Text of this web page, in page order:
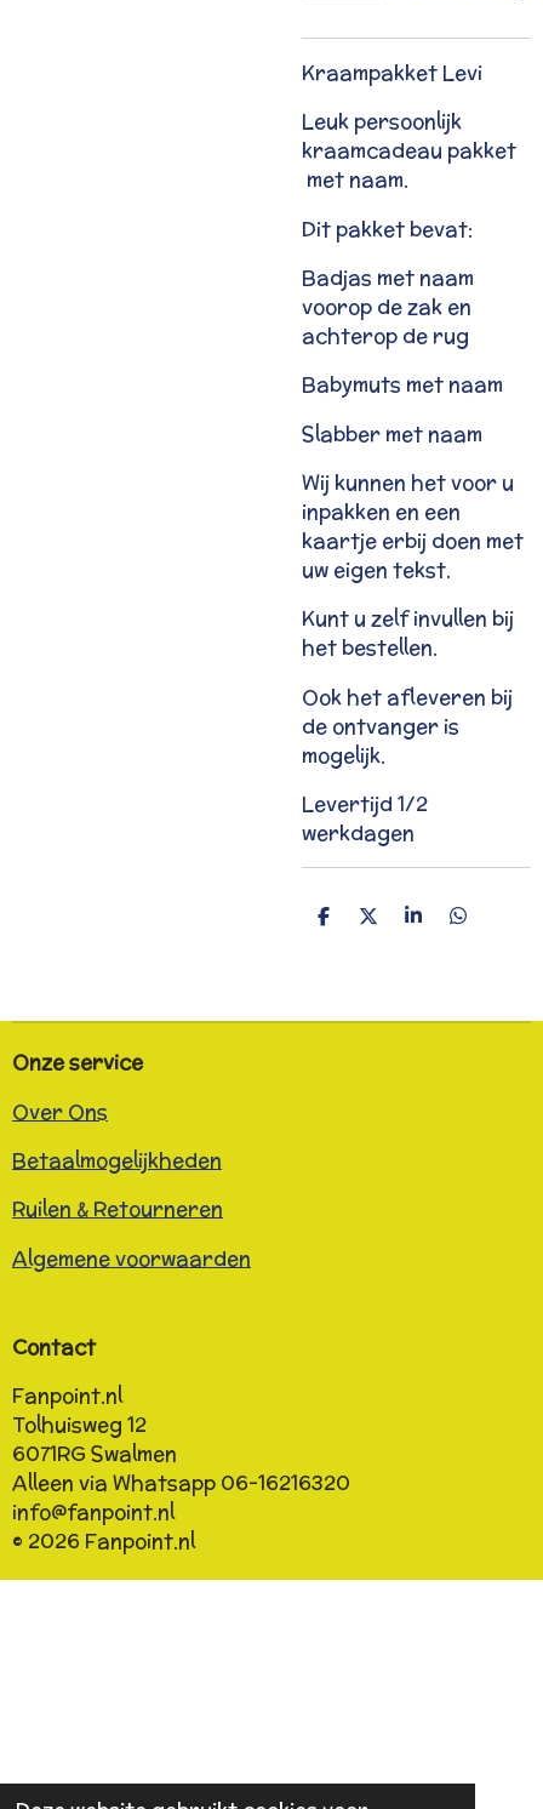
Kraampakket Levi
Leuk persoonlijk
kraamcadeau pakket
met naam.
Dit pakket bevat:
Badjas met naam
voorop de zak en
achterop de rug
Babymuts met naam
Slabber met naam
Wij kunnen het voor u
inpakken en een
kaartje erbij doen met
uw eigen tekst.
Kunt u zelf invullen bij
het bestellen.
Ook het afleveren bij
de ontvanger is
mogelijk.
Levertijd 1/2
werkdagen
D
D
S
D
Onze service
Over Ons
Betaalmogelijkheden
Ruilen & Retourneren
Algemene voorwaarden
Contact
Fanpoint.nl
Tolhuisweg 12
6071RG Swalmen
Alleen via Whatsapp 06-16216320
info@fanpoint.nl
© 2026 Fanpoint.nl